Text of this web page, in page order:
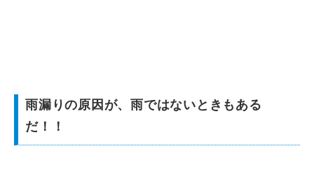
雨漏りの原因が、雨ではないときもある
だ！！